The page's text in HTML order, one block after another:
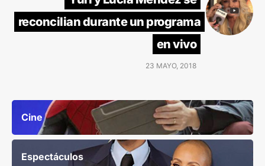
reconcilian durante un programa
en vivo
23 MAYO, 2018
Cine
Espectáculos